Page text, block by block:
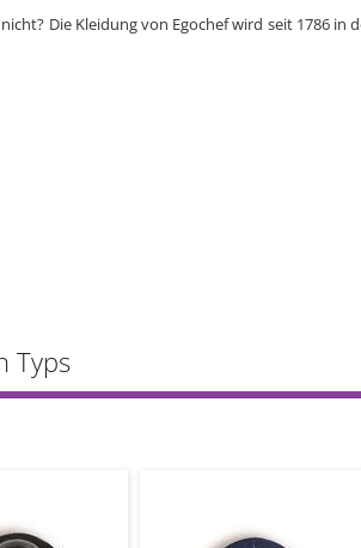
Die Kleidung von Egochef wird seit 1786
Typs